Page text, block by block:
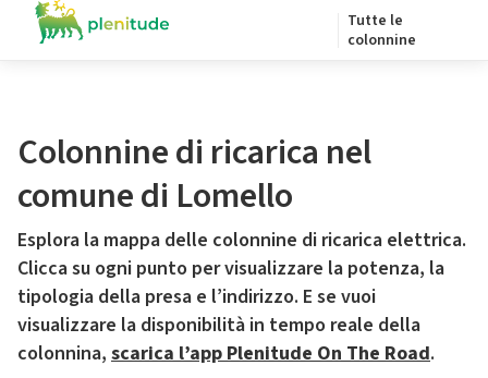
Tutte le
colonnine
Colonnine di ricarica nel
comune di Lomello
Esplora la mappa delle colonnine di ricarica elettrica.
Clicca su ogni punto per visualizzare la potenza, la
tipologia della presa e l’indirizzo. E se vuoi
visualizzare la disponibilità in tempo reale della
colonnina, scarica l’app Plenitude On The Road.